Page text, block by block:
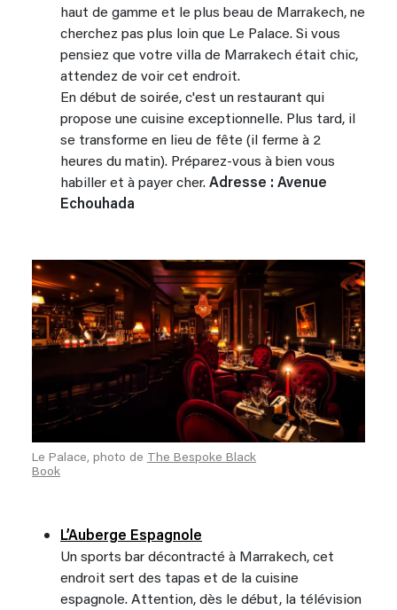
haut de gamme et le plus beau de Marrakech, ne
cherchez pas plus loin que Le Palace. Si vous
pensiez que votre villa de Marrakech était chic,
attendez de voir cet endroit.
En début de soirée, c'est un restaurant qui
propose une cuisine exceptionnelle. Plus tard, il
se transforme en lieu de fête (il ferme à 2
heures du matin). Préparez-vous à bien vous
habiller et à payer cher. Adresse : Avenue
Echouhada
Le Palace, photo de The Bespoke Black
Book
L’Auberge Espagnole
Un sports bar décontracté à Marrakech, cet
endroit sert des tapas et de la cuisine
espagnole. Attention, dès le début, la télévision